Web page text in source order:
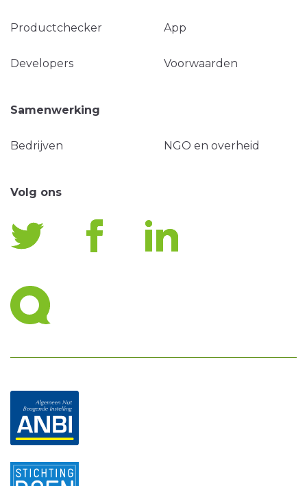
Productchecker App
Developers Voorwaarden
Samenwerking
Bedrijven NGO en overheid
Volg ons